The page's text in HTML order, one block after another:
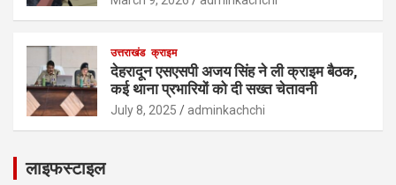
उत्तराखंड क्राइम
देहरादून एसएसपी अजय सिंह ने ली क्राइम बैठक,
कई थाना प्रभारियों को दी सख्त चेतावनी
July 8, 2025 adminkachchi
लाइफस्टाइल